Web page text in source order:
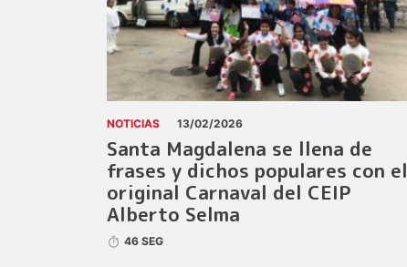
NOTICIAS 13/02/2026
Santa Magdalena se llena de
frases y dichos populares con el
original Carnaval del CEIP
Alberto Selma
46 SEG